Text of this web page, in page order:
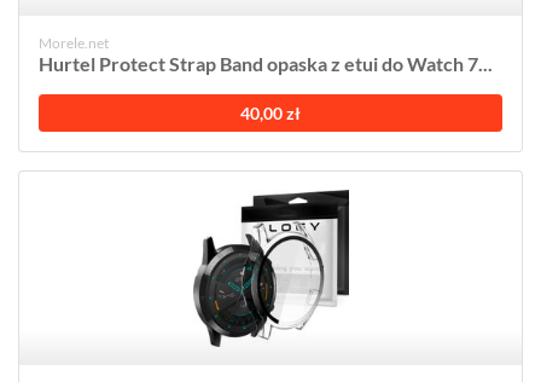
Morele.net
Hurtel Protect Strap Band opaska z etui do Watch 7...
40,00 zł